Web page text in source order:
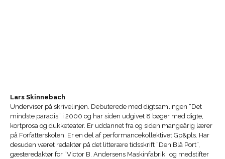
Lars Skinnebach
Underviser på skrivelinjen. Debuterede med digtsamlingen “Det
mindste paradis” i 2000 og har siden udgivet 8 bøger med digte,
kortprosa og dukketeater. Er uddannet fra og siden mangeårig lærer
på Forfatterskolen. Er en del af performancekollektivet Gp&pls. Har
desuden været redaktør på det litterære tidsskrift “Den Blå Port”,
gæsteredaktør for “Victor B. Andersens Maskinfabrik” og medstifter